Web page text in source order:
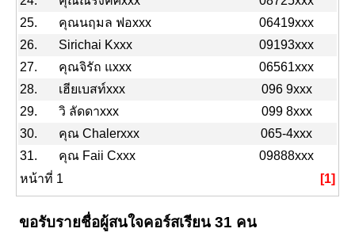
25.
คุณนฤมล ฟอxxx
06419xxx
26.
Sirichai Kxxx
09193xxx
27.
คุณจิรัถ แxxx
06561xxx
28.
เฮียเบสท์xxx
096 9xxx
29.
วิ ลัดดาxxx
099 8xxx
30.
คุณ Chalerxxx
065-4xxx
31.
คุณ Faii Cxxx
09888xxx
หน้าที่ 1
[1]
ขอรับรายชื่อผู้สนใจคอร์สเรียน 31 คน